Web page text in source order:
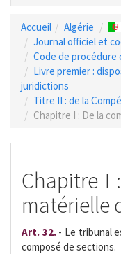
Accueil Algérie
Journal officiel et
Code de
Livre premier :
juridictions
Titre II : de la
Chapitre I : De la
Chapitre I
matérielle
Art. 32. - Le tribunal
composé de sections.